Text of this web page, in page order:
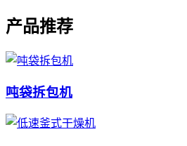
产品推荐
吨袋拆包机